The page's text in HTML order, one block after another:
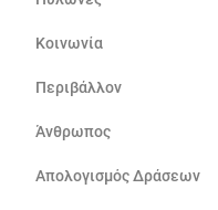
Κοινωνία
Περιβάλλον
Άνθρωπος
Απολογισμός Δράσεων